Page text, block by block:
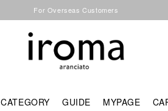
For Overseas Customers
GUIDE MYPAGE